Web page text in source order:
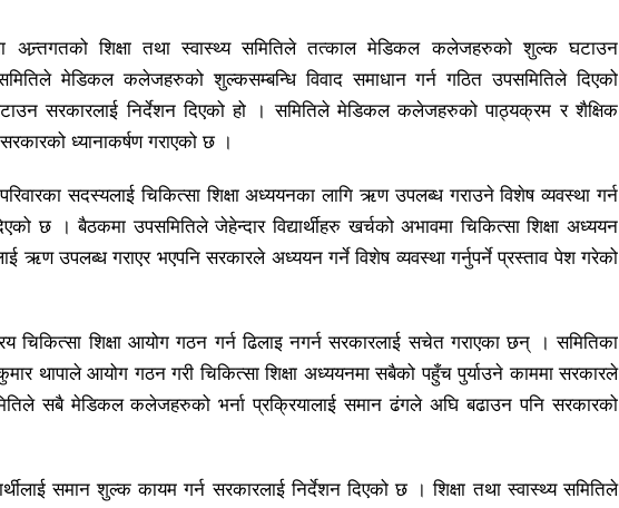
अन्र्तगतको शिक्षा तथा स्वास्थ्य समितिले तत्काल मेडिकल कलेजहरुको शुल्क घटाउन
मेडिकल कलेजहरुको शुल्कसम्बन्धि विवाद समाधान गर्न गठित उपसमितिले दिएको
सरकारलाई निर्देशन दिएको हो । समितिले मेडिकल कलेजहरुको पाठ्यक्रम र शैक्षिक
ध्यानाकर्षण गराएको छ ।
परिवारका सदस्यलाई चिकित्सा शिक्षा अध्ययनका लागि ऋण उपलब्ध गराउने विशेष व्यवस्था गर्न
छ । बैठकमा उपसमितिले जेहेन्दार विद्यार्थीहरु खर्चको अभावमा चिकित्सा शिक्षा अध्ययन
ऋण उपलब्ध गराएर भएपनि सरकारले अध्ययन गर्ने विशेष व्यवस्था गर्नुपर्ने प्रस्ताव पेश गरेको
चिकित्सा शिक्षा आयोग गठन गर्न ढिलाइ नगर्न सरकारलाई सचेत गराएका छन् । समितिका
थापाले आयोग गठन गरी चिकित्सा शिक्षा अध्ययनमा सबैको पहुँच पुर्याउने काममा सरकारले
सबै मेडिकल कलेजहरुको भर्ना प्रक्रियालाई समान ढंगले अघि बढाउन पनि सरकारको
समान शुल्क कायम गर्न सरकारलाई निर्देशन दिएको छ । शिक्षा तथा स्वास्थ्य समितिले